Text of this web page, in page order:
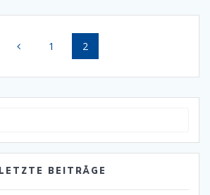
Page
1 Page
2
LETZTE BEITRÄGE